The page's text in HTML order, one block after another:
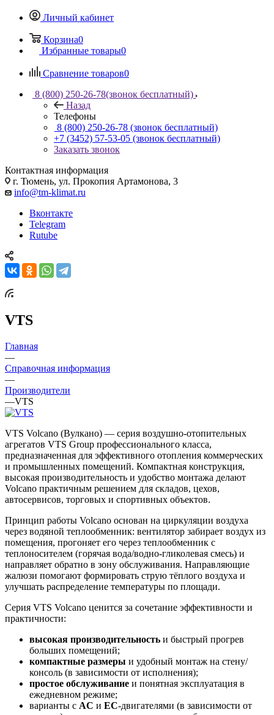
Личный кабинет
Корзина0
Избранные товары0
Сравнение товаров0
8 (800) 250-26-78(звонок бесплатный)
Назад
Телефоны
8 (800) 250-26-78 (звонок бесплатный)
+7 (3452) 57-53-05 (звонок бесплатный)
Заказать звонок
Контактная информация
г. Тюмень, ул. Прокопия Артамонова, 3
info@tm-klimat.ru
Вконтакте
Telegram
Rutube
VTS
Главная
—
Справочная информация
—
Производители
—VTS
VTS Volcano (Вулкано) — серия воздушно-отопительных
агрегатов VTS Group профессионального класса,
предназначенная для эффективного отопления коммерческих
и промышленных помещений. Компактная конструкция,
высокая производительность и удобство монтажа делают
Volcano практичным решением для складов, цехов,
автосервисов, торговых и спортивных объектов.
Принцип работы Volcano основан на циркуляции воздуха
через водяной теплообменник: вентилятор забирает воздух из
помещения, прогоняет его через теплообменник с
теплоносителем (горячая вода/водно-гликолевая смесь) и
направляет обратно в зону обслуживания. Направляющие
жалюзи помогают формировать струю тёплого воздуха и
улучшать распределение температуры по площади.
Серия VTS Volcano ценится за сочетание эффективности и
практичности:
высокая производительность и быстрый прогрев
больших помещений;
компактные размеры и удобный монтаж на стену/
консоль (в зависимости от исполнения);
простое обслуживание и понятная эксплуатация в
ежедневном режиме;
варианты с AC и EC-двигателями (в зависимости от